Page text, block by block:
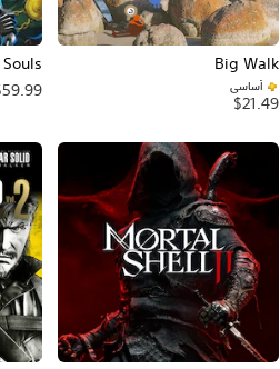
Big Walk
أساسي
$21.49